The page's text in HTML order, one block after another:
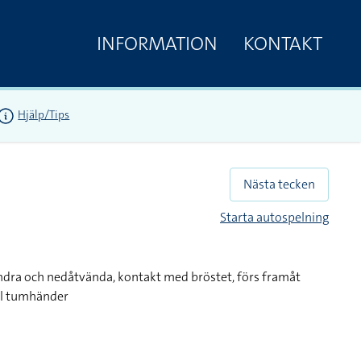
INFORMATION KONTAKT
Hjälp/Tips
Nästa tecken
Starta autospelning
och nedåtvända, kontakt med bröstet, förs framåt
tumhänder